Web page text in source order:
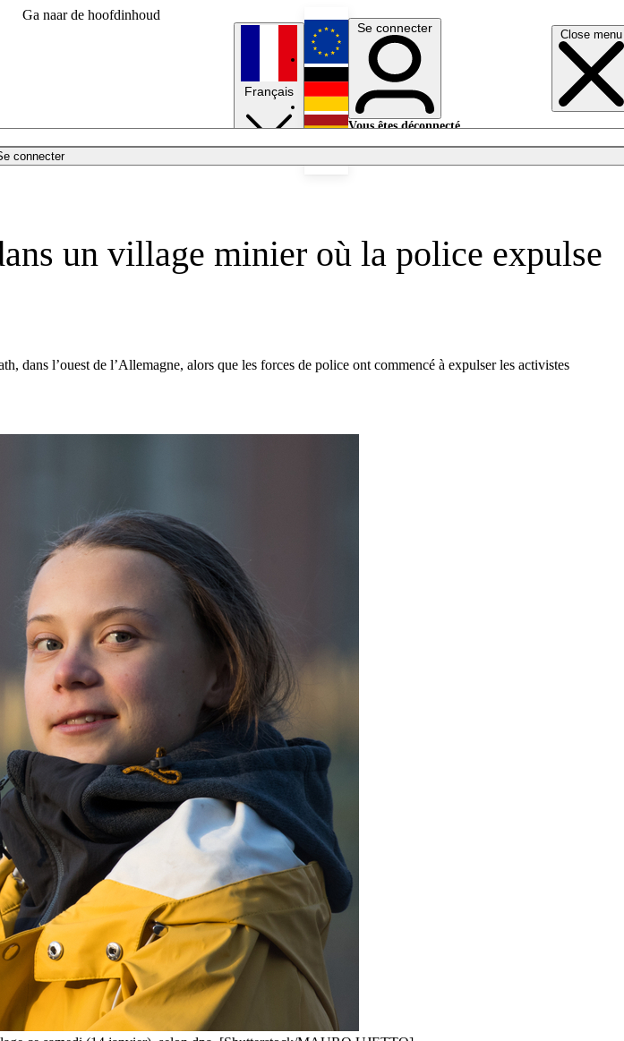
Ga naar de hoofdinhoud
Close menu
connecter
Français
English
Deutsch
Se connecter
Vous êtes déconnecté.
un village minier où la police expulse
dans l’ouest de l’Allemagne, alors que les forces de police ont commencé à expulser les activistes